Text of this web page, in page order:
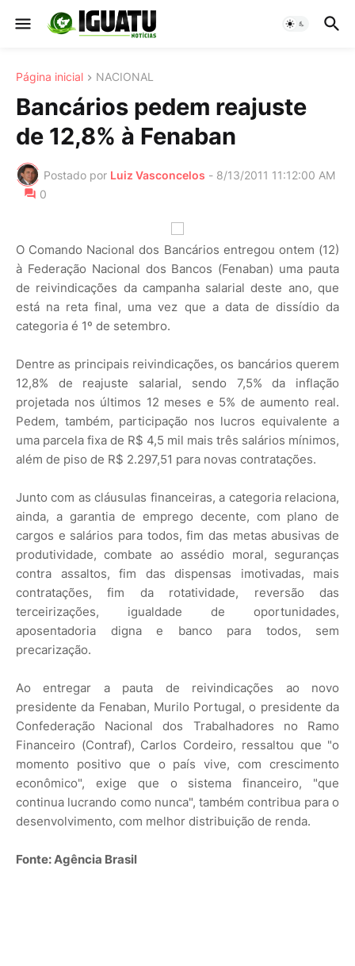
Página inicial NACIONAL
Bancários pedem reajuste
de 12,8% à Fenaban
Postado por Luiz Vasconcelos - 8/13/2011 11:12:00 AM
0
O Comando Nacional dos Bancários entregou ontem (12)
à Federação Nacional dos Bancos (Fenaban) uma pauta
de reivindicações da campanha salarial deste ano, que
está na reta final, uma vez que a data de dissídio da
categoria é 1º de setembro.
Dentre as principais reivindicações, os bancários querem
12,8% de reajuste salarial, sendo 7,5% da inflação
projetada nos últimos 12 meses e 5% de aumento real.
Pedem, também, participação nos lucros equivalente a
uma parcela fixa de R$ 4,5 mil mais três salários mínimos,
além de piso de R$ 2.297,51 para novas contratações.
Junto com as cláusulas financeiras, a categoria relaciona,
ainda, a garantia de emprego decente, com plano de
cargos e salários para todos, fim das metas abusivas de
produtividade, combate ao assédio moral, seguranças
contra assaltos, fim das dispensas imotivadas, mais
contratações, fim da rotatividade, reversão das
terceirizações, igualdade de oportunidades,
aposentadoria digna e banco para todos, sem
precarização.
Ao entregar a pauta de reivindicações ao novo
presidente da Fenaban, Murilo Portugal, o presidente da
Confederação Nacional dos Trabalhadores no Ramo
Financeiro (Contraf), Carlos Cordeiro, ressaltou que "o
momento positivo que o país vive, com crescimento
econômico", exige que o sistema financeiro, "que
continua lucrando como nunca", também contribua para o
desenvolvimento, com melhor distribuição de renda.
Fonte: Agência Brasil